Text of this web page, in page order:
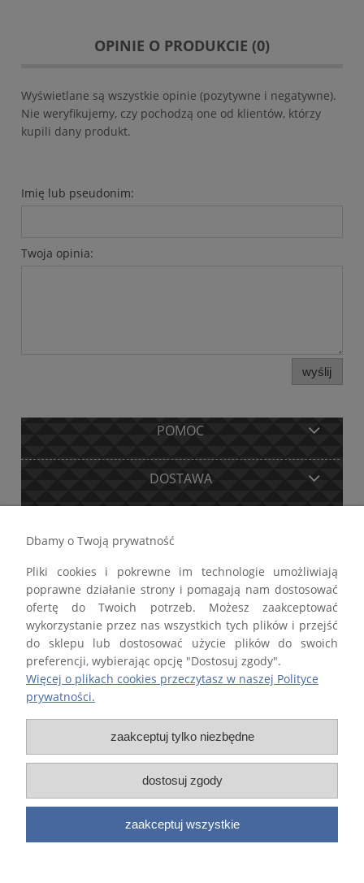
OPINIE O PRODUKCIE (0)
Wyświetlane są wszystkie opinie (pozytywne i negatywne).
Nie weryfikujemy, czy pochodzą one od klientów, którzy
kupili dany produkt.
Imię lub pseudonim:
Twoja opinia:
wyślij
POMOC
DOSTAWA
GWARANCJA I ZWROTY
O FIRMIE
Firma STALTECH Paweł Lewandowski wpisana do Centralnej Ewidencji i
Informacji o Działalności Gospodarczej Rzeczypospolitej Polskiej
prowadzonej przez Ministra właściwego d.s. gospodarki.
Wszelkie Prawa Zastrzeżone 2015-2025
Sklep internetowy Shoper.pl
Dbamy o Twoją prywatność
Pliki cookies i pokrewne im technologie umożliwiają
poprawne działanie strony i pomagają nam dostosować
ofertę do Twoich potrzeb. Możesz zaakceptować
wykorzystanie przez nas wszystkich tych plików i przejść
do sklepu lub dostosować użycie plików do swoich
preferencji, wybierając opcję "Dostosuj zgody".
Więcej o plikach cookies przeczytasz w naszej Polityce
prywatności.
zaakceptuj tylko niezbędne
dostosuj zgody
zaakceptuj wszystkie